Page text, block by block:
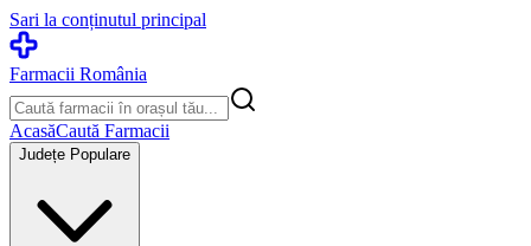
Sari la conținutul principal
Farmacii România
AcasăCaută Farmacii
Județe Populare